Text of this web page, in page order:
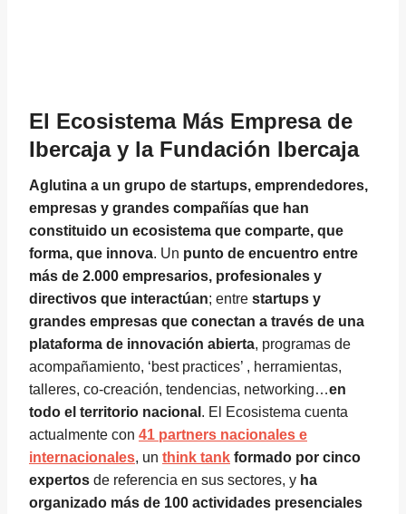
El Ecosistema Más Empresa de
Ibercaja y la Fundación Ibercaja
Aglutina a un grupo de startups, emprendedores,
empresas y grandes compañías que han
constituido un ecosistema que comparte, que
forma, que innova. Un punto de encuentro entre
más de 2.000 empresarios, profesionales y
directivos que interactúan; entre startups y
grandes empresas que conectan a través de una
plataforma de innovación abierta, programas de
acompañamiento, ‘best practices’ , herramientas,
talleres, co-creación, tendencias, networking…en
todo el territorio nacional . El Ecosistema cuenta
actualmente con 41 partners nacionales e
internacionales, un think tank formado por cinco
expertos de referencia en sus sectores, y ha
organizado más de 100 actividades presenciales